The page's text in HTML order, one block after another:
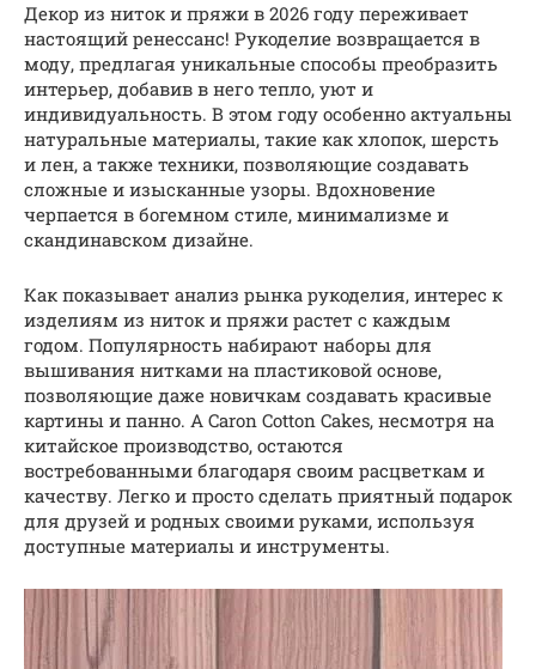
Декор из ниток и пряжи в 2026 году переживает
настоящий ренессанс! Рукоделие возвращается в
моду, предлагая уникальные способы преобразить
интерьер, добавив в него тепло, уют и
индивидуальность. В этом году особенно актуальны
натуральные материалы, такие как хлопок, шерсть
и лен, а также техники, позволяющие создавать
сложные и изысканные узоры. Вдохновение
черпается в богемном стиле, минимализме и
скандинавском дизайне.
Как показывает анализ рынка рукоделия, интерес к
изделиям из ниток и пряжи растет с каждым
годом. Популярность набирают наборы для
вышивания нитками на пластиковой основе,
позволяющие даже новичкам создавать красивые
картины и панно. А Caron Cotton Cakes, несмотря на
китайское производство, остаются
востребованными благодаря своим расцветкам и
качеству. Легко и просто сделать приятный подарок
для друзей и родных своими руками, используя
доступные материалы и инструменты.